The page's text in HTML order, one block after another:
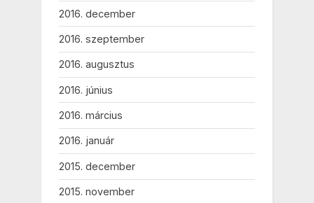
2016. december
2016. szeptember
2016. augusztus
2016. június
2016. március
2016. január
2015. december
2015. november